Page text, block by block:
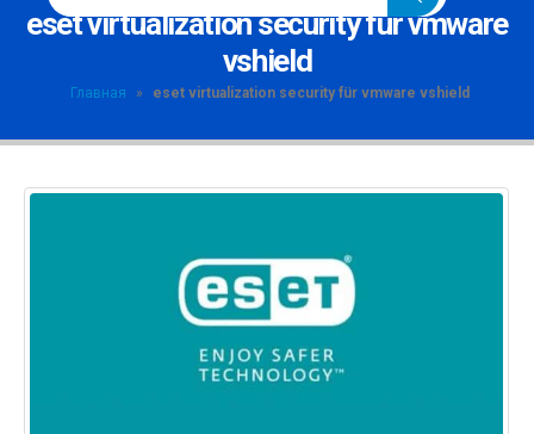
eset virtualization security für vmware
vshield
Главная » eset virtualization security für vmware vshield